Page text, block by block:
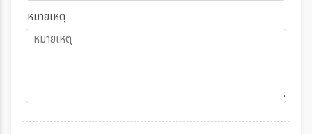
หมายเหตุ